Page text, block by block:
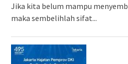
Jika kita belum mampu
maka sembelihlah sifat...